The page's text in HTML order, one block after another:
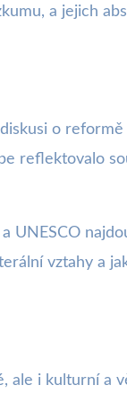
a jejich
o
reflektovalo
UNESCO
vztahy a
ale i kulturní a